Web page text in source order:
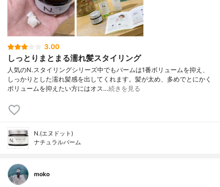
3.00
しっとりまとまる濡れ髪スタイリング
人気のN.スタイリングシリーズ中でもバームは1番ボリュームを抑え、
しっかりとした濡れ髪感を出してくれます。髪が太め、多めでとにかく
ボリュームを抑えたい方にはオス…続きを見る
N.(エヌドット)
ナチュラルバーム
moko